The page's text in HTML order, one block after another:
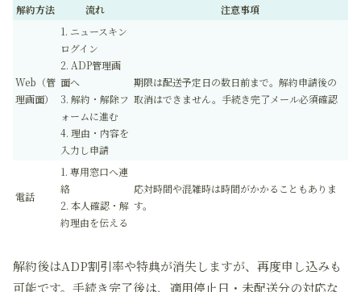
解約方法 流れ 注意事項
Web（管
理画面）
1. ニュースキン
ログイン
2. ADP管理画
面へ
3. 解約・解除フ
ォームに進む
4. 理由・内容を
入力し申請
期限は配送予定日の数日前まで。解約申請後の
取消はできません。手続き完了メール必須確認
電話
1. 専用窓口へ連
絡
2. 本人確認・解
約理由を伝える
応対時間や混雑時は時間がかかることもありま
す。
解約後はADP割引率や特典が消失しますが、再度申し込みも
可能です。手続き完了後は、適用停止日・未配送分の対応な